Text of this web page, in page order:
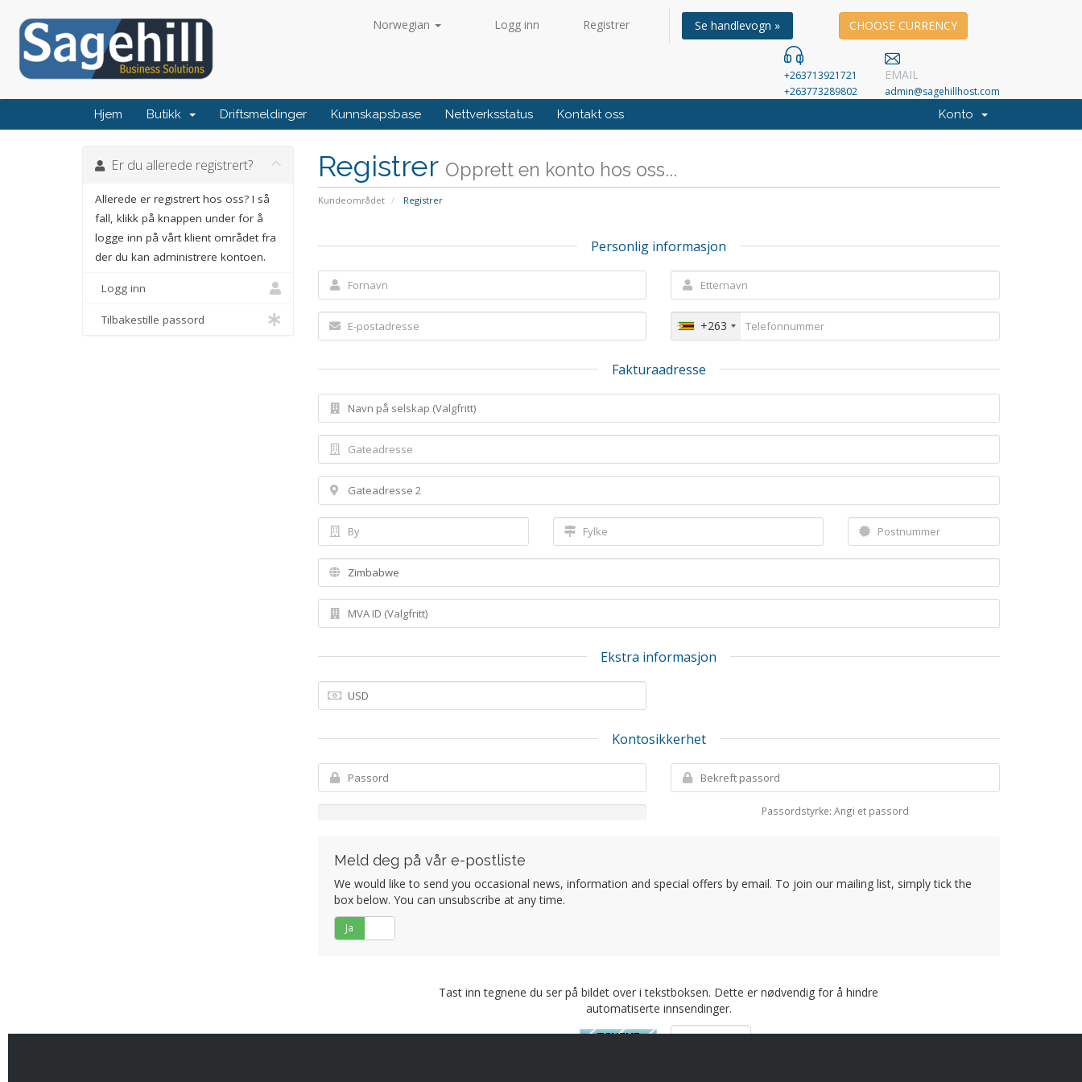
Norwegian Logg inn Registrer Se handlevogn » CHOOSE CURRENCY
+263713921721
+263773289802
EMAIL
admin@sagehillhost.com
Hjem Butikk Driftsmeldinger Kunnskapsbase Nettverksstatus Kontakt oss Konto
Registrer Opprett en konto hos oss...
Kundeområdet Registrer
Er du allerede registrert?
Allerede er registrert hos oss? I så
fall, klikk på knappen under for å
logge inn på vårt klient området fra
der du kan administrere kontoen.
Logg inn
Tilbakestille passord
Personlig informasjon
+263
Fakturaadresse
Ekstra informasjon
Kontosikkerhet
Passordstyrke: Angi et passord
Meld deg på vår e-postliste
We would like to send you occasional news, information and special offers by email. To join our mailing list, simply tick the
box below. You can unsubscribe at any time.
Ja
Tast inn tegnene du ser på bildet over i tekstboksen. Dette er nødvendig for å hindre
automatiserte innsendinger.